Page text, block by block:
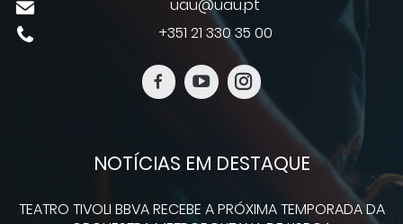
uau@uau.pt
+351 21 330 35 00
NOTÍCIAS EM DESTAQUE
TEATRO TIVOLI BBVA RECEBE A PRÓXIMA TEMPORADA DA